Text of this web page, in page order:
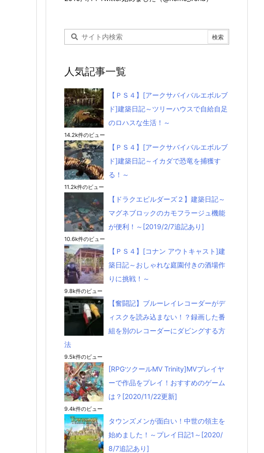
人気記事一覧
【ＰＳ４】[アークサバイバルエボルブ
ド]建築日記～ツリーハウスで自給自足
のロハスな生活！～
14.2k件のビュー
【ＰＳ４】[アークサバイバルエボルブ
ド]建築日記～イカダで恐竜を捕獲す
る！～
11.2k件のビュー
【ドラクエビルダーズ２】建築日記～
マグネブロックのカモフラージュ機能
が便利！～[2019/2/7追記あり]
10.6k件のビュー
【ＰＳ４】[コナン アウトキャスト]建
築日記～おしゃれな庭園付きの酒場作
りに挑戦！～
9.8k件のビュー
【奮闘記】ブルーレイレコーダーがデ
ィスクを読み込まない！？録画した番
組を別のレコーダーにダビングする方
法
9.5k件のビュー
[RPGツクールMV Trinity]MVプレイヤ
ーで作品をプレイ！おすすめのゲーム
は？[2020/11/22更新]
9.4k件のビュー
タウンズメンが面白い！中世の領主を
始めました！～プレイ日記1～[2020/
8/7追記あり]